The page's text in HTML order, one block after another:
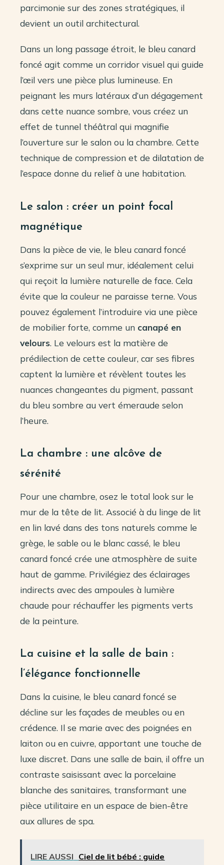
parcimonie sur des zones stratégiques, il
devient un outil architectural.
Dans un long passage étroit, le bleu canard
foncé agit comme un corridor visuel qui guide
l’œil vers une pièce plus lumineuse. En
peignant les murs latéraux d’un dégagement
dans cette nuance sombre, vous créez un
effet de tunnel théâtral qui magnifie
l’ouverture sur le salon ou la chambre. Cette
technique de compression et de dilatation de
l’espace donne du relief à une habitation.
Le salon : créer un point focal
magnétique
Dans la pièce de vie, le bleu canard foncé
s’exprime sur un seul mur, idéalement celui
qui reçoit la lumière naturelle de face. Cela
évite que la couleur ne paraisse terne. Vous
pouvez également l’introduire via une pièce
de mobilier forte, comme un canapé en
velours. Le velours est la matière de
prédilection de cette couleur, car ses fibres
captent la lumière et révèlent toutes les
nuances changeantes du pigment, passant
du bleu sombre au vert émeraude selon
l’heure.
La chambre : une alcôve de
sérénité
Pour une chambre, osez le total look sur le
mur de la tête de lit. Associé à du linge de lit
en lin lavé dans des tons naturels comme le
grège, le sable ou le blanc cassé, le bleu
canard foncé crée une atmosphère de suite
haut de gamme. Privilégiez des éclairages
indirects avec des ampoules à lumière
chaude pour réchauffer les pigments verts
de la peinture.
La cuisine et la salle de bain :
l’élégance fonctionnelle
Dans la cuisine, le bleu canard foncé se
décline sur les façades de meubles ou en
crédence. Il se marie avec des poignées en
laiton ou en cuivre, apportant une touche de
luxe discret. Dans une salle de bain, il offre un
contraste saisissant avec la porcelaine
blanche des sanitaires, transformant une
pièce utilitaire en un espace de bien-être
aux allures de spa.
LIRE AUSSI Ciel de lit bébé : guide